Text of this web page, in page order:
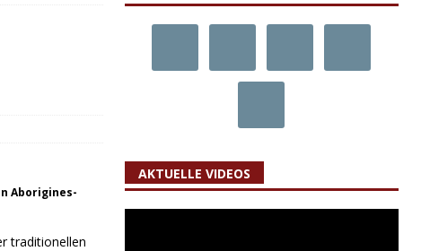
Aborigines-
traditionellen
AKTUELLE VIDEOS